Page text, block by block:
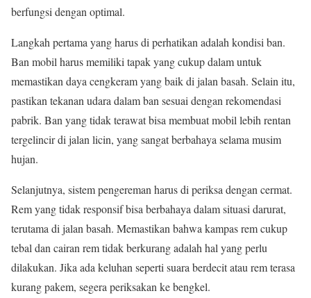
berfungsi dengan optimal.
Langkah pertama yang harus di perhatikan adalah kondisi ban.
Ban mobil harus memiliki tapak yang cukup dalam untuk
memastikan daya cengkeram yang baik di jalan basah. Selain itu,
pastikan tekanan udara dalam ban sesuai dengan rekomendasi
pabrik. Ban yang tidak terawat bisa membuat mobil lebih rentan
tergelincir di jalan licin, yang sangat berbahaya selama musim
hujan.
Selanjutnya, sistem pengereman harus di periksa dengan cermat.
Rem yang tidak responsif bisa berbahaya dalam situasi darurat,
terutama di jalan basah. Memastikan bahwa kampas rem cukup
tebal dan cairan rem tidak berkurang adalah hal yang perlu
dilakukan. Jika ada keluhan seperti suara berdecit atau rem terasa
kurang pakem, segera periksakan ke bengkel.